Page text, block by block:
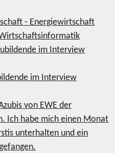
- Energiewirtschaft
im Interview
von EWE der
Ich habe mich einen Monat
unterhalten und ein